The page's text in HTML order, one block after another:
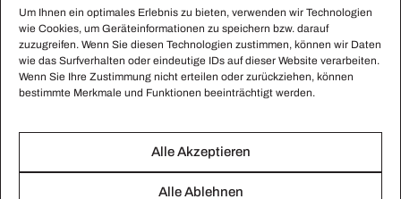
Um Ihnen ein optimales Erlebnis zu bieten, verwenden wir Technologien
wie Cookies, um Geräteinformationen zu speichern bzw. darauf
zuzugreifen. Wenn Sie diesen Technologien zustimmen, können wir Daten
wie das Surfverhalten oder eindeutige IDs auf dieser Website verarbeiten.
Wenn Sie Ihre Zustimmung nicht erteilen oder zurückziehen, können
bestimmte Merkmale und Funktionen beeinträchtigt werden.
Alle Akzeptieren
Alle Ablehnen
Wie erklären Sie sich, dass Sie ein anderes
Berufs­ethos entwi­ckelten.
sich meine Eltern trennten, klaffte ein riesiger
Graben zwischen mir und der Welt, wie ich sie bis